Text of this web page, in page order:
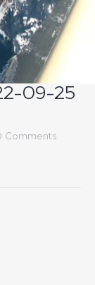
09-25
Comments